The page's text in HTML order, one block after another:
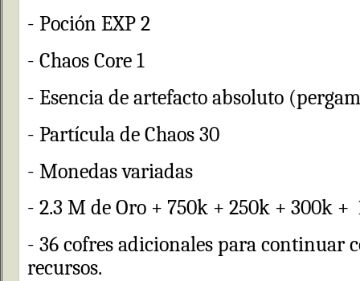
- Poción EXP 2
- Chaos Core 1
- Esencia de artefacto absoluto
- Partícula de Chaos 30
- Monedas variadas
- 2.3 M de Oro + 750k + 250k + 300k +
- 36 cofres adicionales para continuar
recursos.